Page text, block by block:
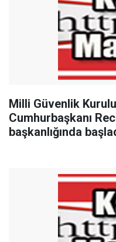
Milli Güvenlik Kurulu
Cumhurbaşkanı
başkanlığında